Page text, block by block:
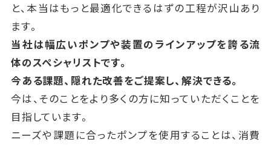
と、本当はもっと最適化できるはずの工程が沢山あり
ます。
当社は幅広いポンプや装置のラインアップを誇る流
体のスペシャリストです。
今ある課題、隠れた改善をご提案し、解決できる。
今は、そのことをより多くの方に知っていただくことを
目指しています。
ニーズや課題に合ったポンプを使用することは、消費